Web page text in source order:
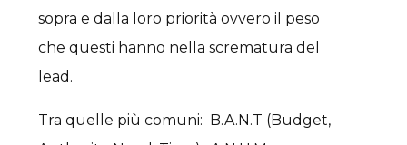
sopra e dalla loro priorità ovvero il peso
che questi hanno nella scrematura del
lead.
Tra quelle più comuni: B.A.N.T (Budget,